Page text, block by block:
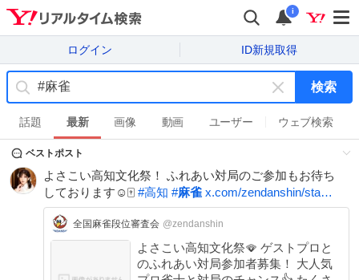
i
ログイン ID新規取得
キ
ー
ワ
ド
を
消
検索
話題 最新 画像 動画 ユーザー ウェブ検索
ベストポスト
よさこい高知文化祭！ ふれあい対局のご参加もお待ち
しております☺️🀄️ #高知 #麻雀 x.com/zendanshin/sta…
全国麻雀段位審査会 @zendanshin
よさこい高知文化祭🪭 ゲストプロと
のふれあい対局参加者募集！ 大人気